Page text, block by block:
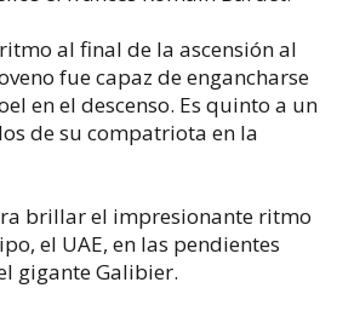
al final de la ascensión al
fue capaz de engancharse
en el descenso. Es quinto a un
de su compatriota en la
brillar el impresionante ritmo
el UAE, en las pendientes
gigante Galibier.